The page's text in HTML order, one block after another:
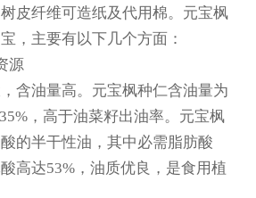
皮纤维可造纸及代用棉。元宝枫
，主要有以下几个方面：
源
含油量高。元宝枫种仁含油量为
，高于油菜籽出油率。元宝枫
的半干性油，其中必需脂肪酸
高达53%，油质优良，是食用植